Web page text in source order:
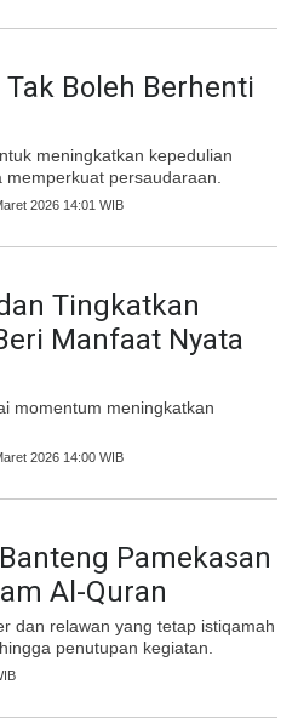
Boleh Berhenti
meningkatkan kepedulian
persaudaraan.
2026 14:01 WIB
Tingkatkan
Manfaat Nyata
momentum meningkatkan
2026 14:00 WIB
Pamekasan
Al-Quran
dan relawan yang tetap istiqamah
penutupan kegiatan.